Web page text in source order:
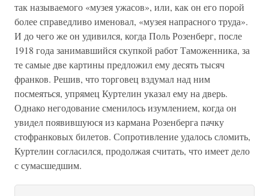
так называемого «музея ужасов», или, как он его порой
более справедливо именовал, «музея напрасного труда».
И до чего же он удивился, когда Поль Розенберг, после
1918 года занимавшийся скупкой работ Таможенника, за
те самые две картины предложил ему десять тысяч
франков. Решив, что торговец вздумал над ним
посмеяться, упрямец Куртелин указал ему на дверь.
Однако негодование сменилось изумлением, когда он
увидел появившуюся из кармана Розенберга пачку
стофранковых билетов. Сопротивление удалось сломить,
Куртелин согласился, продолжая считать, что имеет дело
с сумасшедшим.